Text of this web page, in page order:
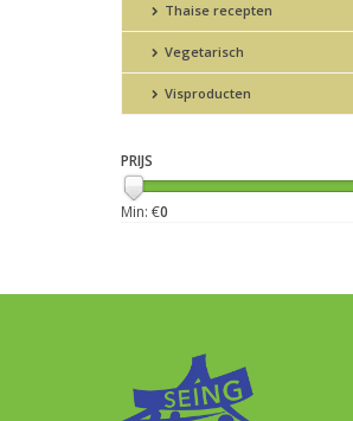
Thaise recepten
Vegetarisch
Visproducten
PRIJS
Min: €0